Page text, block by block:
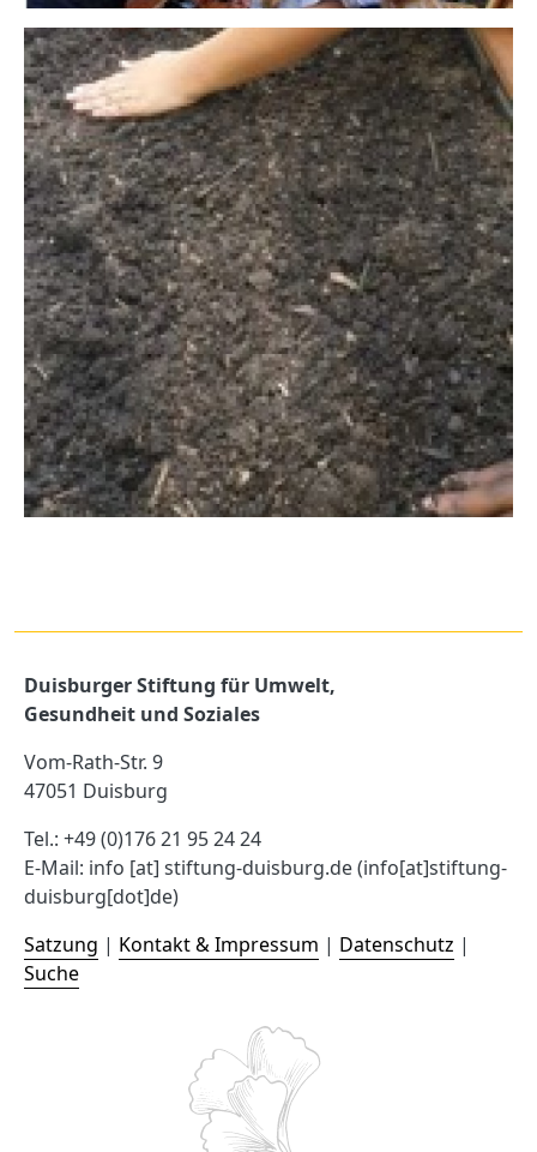
Duisburger Stiftung für Umwelt,
Gesundheit und Soziales
Vom-Rath-Str. 9
47051 Duisburg
Tel.: +49 (0)176 21 95 24 24
E-Mail: info [at] stiftung-duisburg.de(info[at]stiftung-
duisburg[dot]de)
Satzung | Kontakt & Impressum | Datenschutz |
Suche